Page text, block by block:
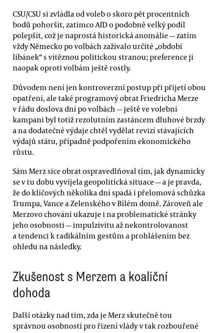
CSU/CSU si zvládla od voleb o skoro pět procentních
bodů pohoršit, zatímco AfD o podobně velký podíl
polepšit, což je naprostá historická anomálie — zatím
vždy Německo po volbách zažívalo určité „období
líbánek“ s vítěznou politickou stranou; preference jí
naopak oproti volbám ještě rostly.
Důvodem není jen kontroverzní postup při přijetí obou
opatření, ale také programový obrat Friedricha Merze
v řádu doslova dní po volbách — ještě ve volební
kampani byl totiž rezolutním zastáncem dluhové brzdy
a na dodatečné výdaje chtěl vydělat revizí stávajících
výdajů státu, případně podpořením ekonomického
růstu.
Sám Merz sice obrat ospravedlňoval tím, jak dynamicky
se v tu dobu vyvíjela geopolitická situace — a je pravda,
že do klíčových několika dní spadá i přelomová schůzka
Trumpa, Vance a Zelenského v Bílém domě. Zároveň ale
Merzovo chování ukazuje i na problematické stránky
jeho osobnosti — impulzivitu až nekontrolovanost
a tendenci k radikálním gestům a prohlášením bez
ohledu na následky.
Zkušenost s Merzem a koaliční
dohoda
Další otázky nad tím, zda je Merz skutečně tou
správnou osobností pro řízení vlády v tak rozbouřené